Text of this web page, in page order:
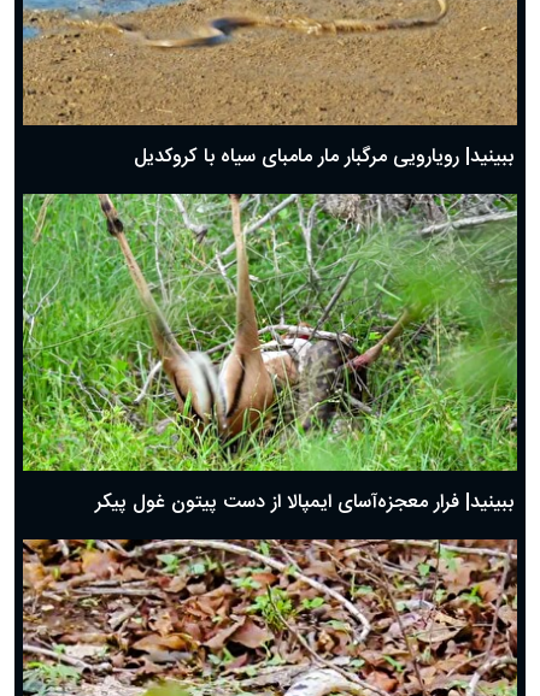
ببینید| رویارویی مرگبار مار مامبای سیاه با کروکدیل
ببینید| فرار معجزه‌آسای ایمپالا از دست پیتون غول پیکر